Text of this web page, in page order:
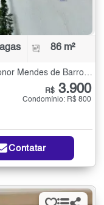
86 m²
Apartamento para Alugar no Jardim Leonor Mendes de Barros com 3 quartos - 86 m²
R$ 3.900
Condomínio: R$ 800
Contatar